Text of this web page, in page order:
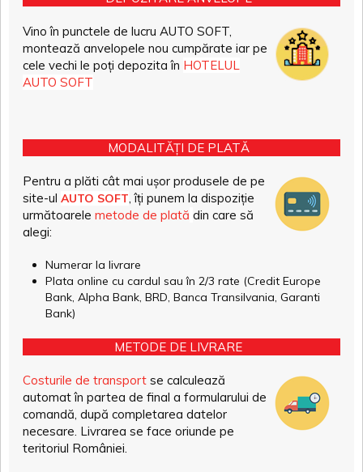
Vino în punctele de lucru AUTO SOFT,
montează anvelopele nou cumpărate iar pe
cele vechi le poți depozita în HOTELUL
AUTO SOFT
MODALITĂȚI DE PLATĂ
Pentru a plăti cât mai ușor produsele de pe
site-ul AUTO SOFT , îți punem la dispoziție
următoarele metode de plată din care să
alegi:
Numerar la livrare
Plata online cu cardul sau în 2/3 rate (Credit Europe
Bank, Alpha Bank, BRD, Banca Transilvania, Garanti
Bank)
METODE DE LIVRARE
Costurile de transport se calculează
automat în partea de final a formularului de
comandă, după completarea datelor
necesare. Livrarea se face oriunde pe
teritoriul României.